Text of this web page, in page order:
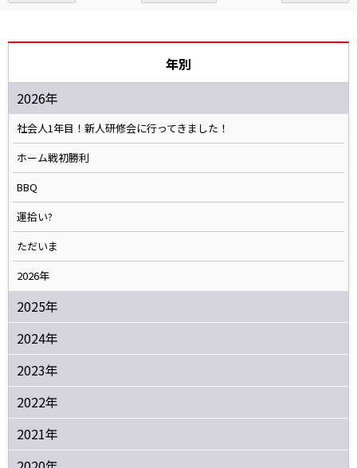
年別
2026年
社会人1年目！新人研修会に行ってきました！
ホーム戦初勝利
BBQ
運拾い?
ただいま
2026年
2025年
2024年
2023年
2022年
2021年